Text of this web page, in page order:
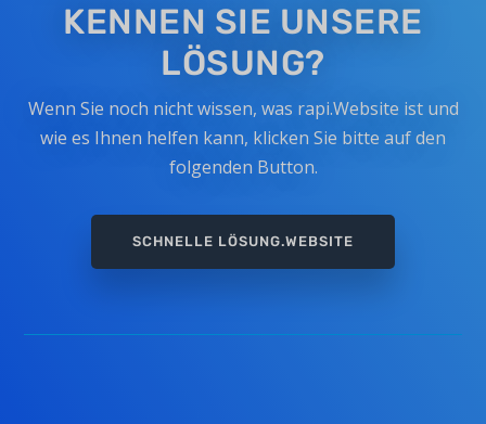
KENNEN SIE UNSERE
LÖSUNG?
Wenn Sie noch nicht wissen, was rapi.Website ist und
wie es Ihnen helfen kann, klicken Sie bitte auf den
folgenden Button.
SCHNELLE LÖSUNG.WEBSITE